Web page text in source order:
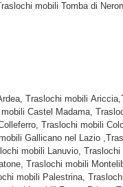
mobili Tomba di
Traslochi mobili
Castel Madama,
Traslochi mobili
Gallicano nel Lazio
mobili Lanuvio,
Traslochi mobili
mobili Palestrina,